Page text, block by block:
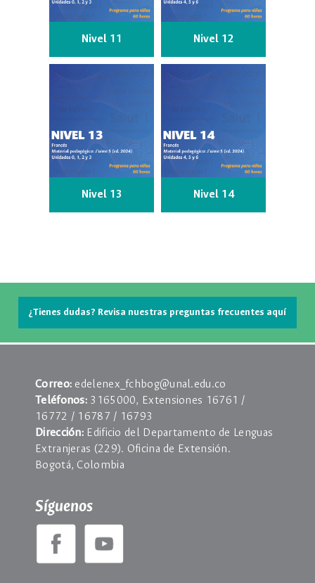
Nivel 11 Nivel 12
Nivel 13 Nivel 14
¿Tienes dudas? Revisa nuestras preguntas frecuentes aquí
Correo: edelenex_fchbog@unal.edu.co
Teléfonos: 3165000, Extensiones 16761 /
16772 / 16787 / 16793
Dirección: Edificio del Departamento de Lenguas
Extranjeras (229). Oficina de Extensión.
Bogotá, Colombia
Síguenos